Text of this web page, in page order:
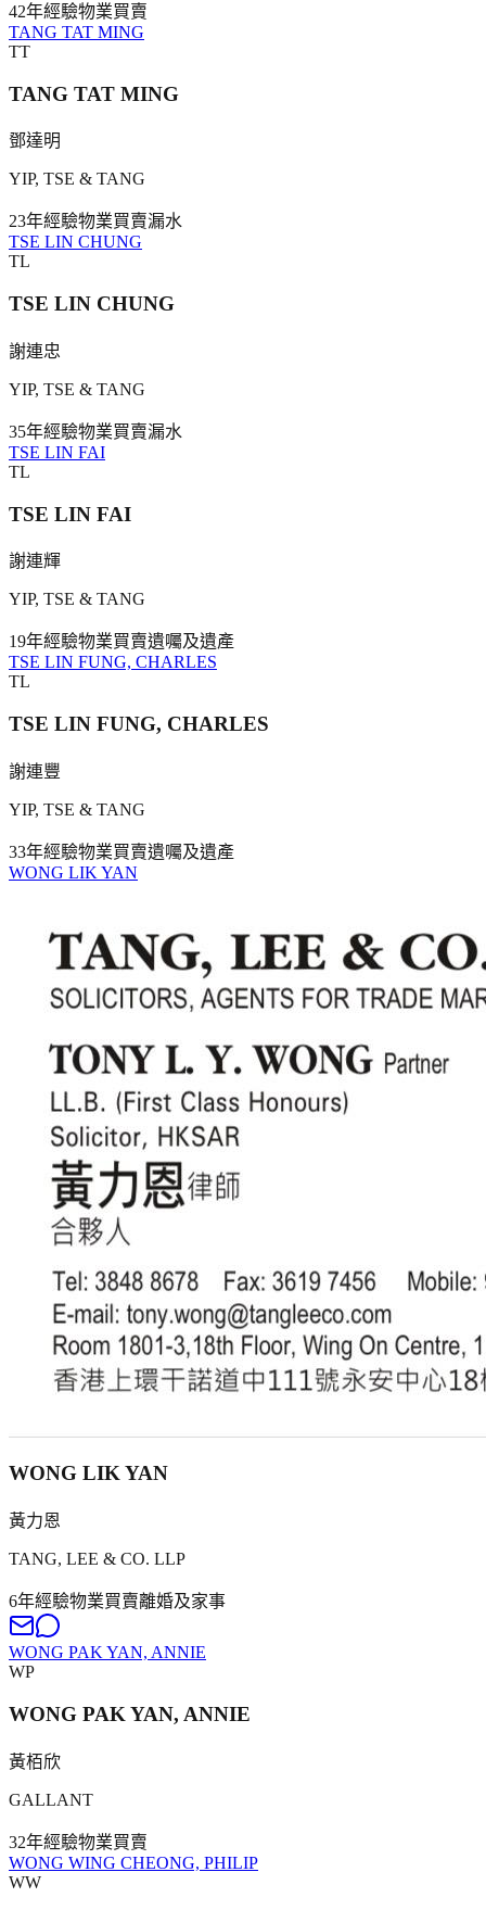
42年經驗物業買賣
TANG TAT MING
TT
TANG TAT MING
鄧達明
YIP, TSE & TANG
23年經驗物業買賣漏水
TSE LIN CHUNG
TL
TSE LIN CHUNG
謝連忠
YIP, TSE & TANG
35年經驗物業買賣漏水
TSE LIN FAI
TL
TSE LIN FAI
謝連輝
YIP, TSE & TANG
19年經驗物業買賣遺囑及遺產
TSE LIN FUNG, CHARLES
TL
TSE LIN FUNG, CHARLES
謝連豐
YIP, TSE & TANG
33年經驗物業買賣遺囑及遺產
WONG LIK YAN
WONG LIK YAN
黃力恩
TANG, LEE & CO. LLP
6年經驗物業買賣離婚及家事
WONG PAK YAN, ANNIE
WP
WONG PAK YAN, ANNIE
黃栢欣
GALLANT
32年經驗物業買賣
WONG WING CHEONG, PHILIP
WW